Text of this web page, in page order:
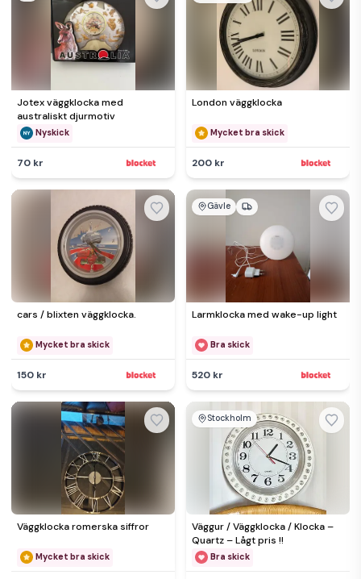
Jotex väggklocka med
australiskt djurmotiv
Nyskick
70 kr
London väggklocka
Mycket bra skick
200 kr
cars / blixten väggklocka.
Mycket bra skick
150 kr
Gävle
Larmklocka med wake-up light
Bra skick
520 kr
Väggklocka romerska siffror
Mycket bra skick
Stockholm
Väggur / Väggklocka / Klocka –
Quartz – Lågt pris !!
Bra skick